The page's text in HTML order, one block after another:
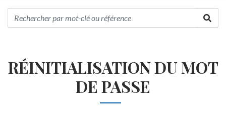
RÉINITIALISATION DU MOT
DE PASSE